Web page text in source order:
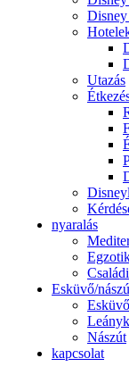
Utazás
nyaralás
Esküvő/
Nászút
kapcsolat